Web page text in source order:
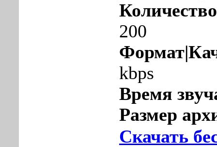
200
kbps
Время
Размер
Скачать